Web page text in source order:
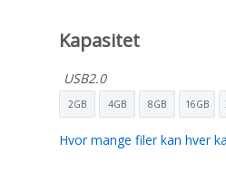
Kapasitet
USB2.0
2GB 4GB 8GB 16GB
Hvor mange filer kan hver